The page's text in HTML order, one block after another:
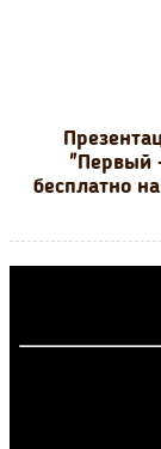
"Первый
бесплатно